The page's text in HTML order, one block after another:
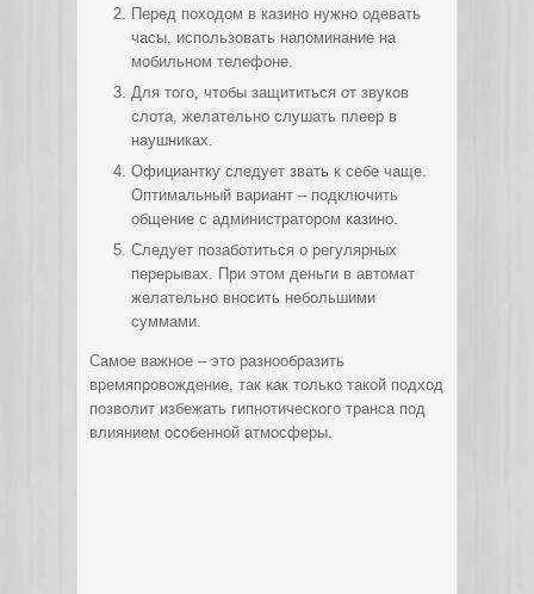
Перед походом в казино нужно одевать
часы, использовать напоминание на
мобильном телефоне.
Для того, чтобы защититься от звуков
слота, желательно слушать плеер в
наушниках.
Официантку следует звать к себе чаще.
Оптимальный вариант – подключить
общение с администратором казино.
Следует позаботиться о регулярных
перерывах. При этом деньги в автомат
желательно вносить небольшими
суммами.
Самое важное – это разнообразить
времяпровождение, так как только такой подход
позволит избежать гипнотического транса под
влиянием особенной атмосферы.